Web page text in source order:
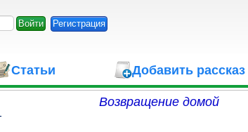
Регистрация
Статьи Добавить рассказ
Возвращение домой